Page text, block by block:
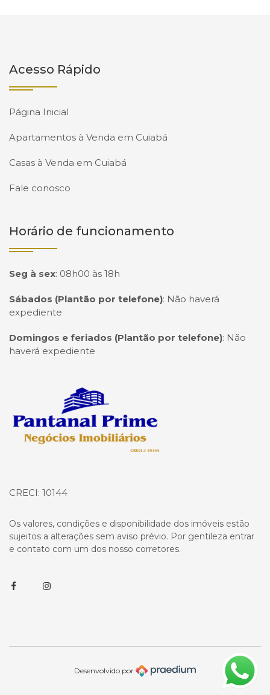
Acesso Rápido
Página Inicial
Apartamentos à Venda em Cuiabá
Casas à Venda em Cuiabá
Fale conosco
Horário de funcionamento
Seg à sex: 08h00 às 18h
Sábados (Plantão por telefone): Não haverá
expediente
Domingos e feriados (Plantão por telefone): Não
haverá expediente
Página inicial
CRECI: 10144
Os valores, condições e disponibilidade dos imóveis estão
sujeitos a alterações sem aviso prévio. Por gentileza entrar
e contato com um dos nosso corretores.
FacebookInstagram
Desenvolvido por